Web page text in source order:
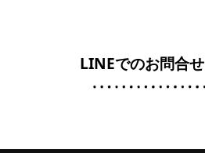
LINEでのお問合せ